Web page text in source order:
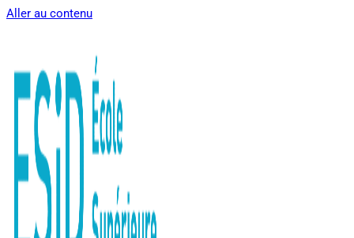
Aller au contenu